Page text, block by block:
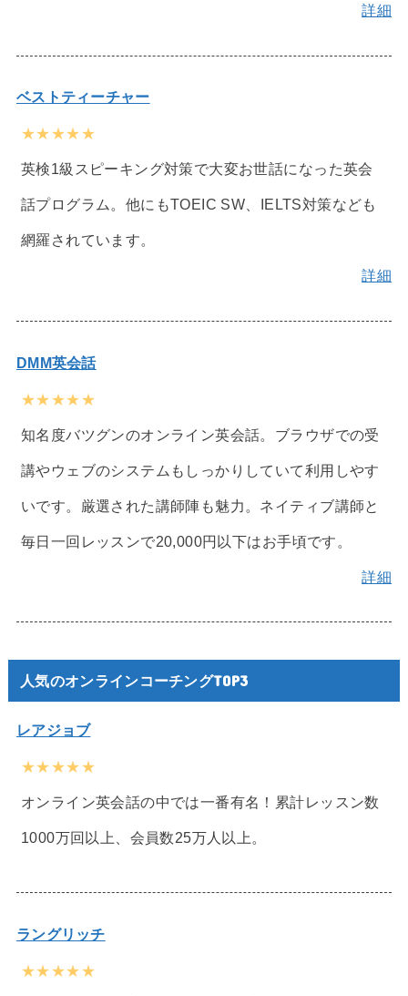
詳細
ベストティーチャー
★★★★★
英検1級スピーキング対策で大変お世話になった英会
話プログラム。他にもTOEIC SW、IELTS対策なども
網羅されています。
詳細
DMM英会話
★★★★★
知名度バツグンのオンライン英会話。ブラウザでの受
講やウェブのシステムもしっかりしていて利用しやす
いです。厳選された講師陣も魅力。ネイティブ講師と
毎日一回レッスンで20,000円以下はお手頃です。
詳細
人気のオンラインコーチングTOP3
レアジョブ
★★★★★
オンライン英会話の中では一番有名！累計レッスン数
1000万回以上、会員数25万人以上。
ラングリッチ
★★★★★